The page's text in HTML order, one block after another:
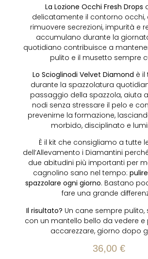
La Lozione Occhi Fresh Drops
delicatamente il contorno occhi,
rimuovere secrezioni, impurità e
accumulano durante la
quotidiano contribuisce a
pulito e il musetto sempre
Lo Scioglinodi Velvet Diamond è
durante la spazzolatura
passaggio della spazzola, aiuta
nodi senza stressare il pelo e
prevenirne la formazione,
morbido, disciplinato e
È il kit che consigliamo a tutte
dell’Allevamento i Diamantini
due abitudini più importanti per
cagnolino sano nel tempo:
spazzolare ogni giorno. Bastano
fare una grande
Il risultato? Un cane sempre pulito,
con un mantello bello da vedere
accarezzare, giorno dopo
36,00 €